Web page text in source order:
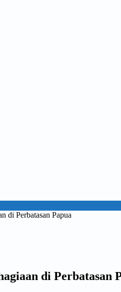
di Perbatasan Papua
di Perbatasan